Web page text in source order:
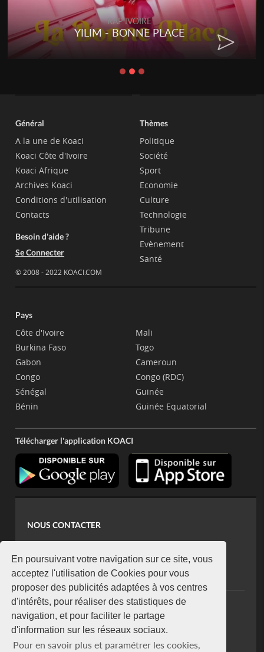
En poursuivant votre navigation sur ce site, vous
acceptez l'utilisation de Cookies pour vous
proposer des publicités adaptées à vos centres
d'intérêts, pour réaliser des statistiques de
navigation, et pour faciliter le partage
d'information sur les réseaux sociaux.
Pour en savoir plus et paramétrer les cookies,
RAP IVOIRE
YILIM - BONNE PLACE
Général
A la une de Koaci
Koaci Côte d'Ivoire
Koaci Afrique
Archives Koaci
Conditions d'utilisation
Contacts
Besoin d'aide ?
Se Connecter
© 2008 - 2022 KOACI.COM
Thèmes
Politique
Société
Sport
Economie
Culture
Technologie
Tribune
Evènement
Santé
Pays
Côte d'Ivoire
Burkina Faso
Gabon
Congo
Sénégal
Bénin
Mali
Togo
Cameroun
Congo (RDC)
Guinée
Guinée Equatorial
Télécharger l'application KOACI
NOUS CONTACTER
koaci@yahoo.fr
+225 07 08 85 52 93
NEWSLETTER
Restez connecté via notre newsletter
S'abonner